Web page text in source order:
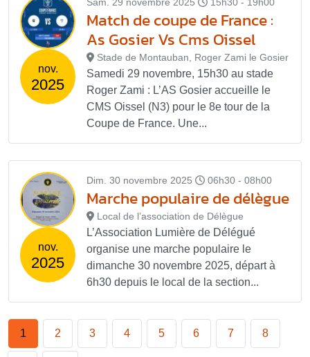
nov.
2025
Sam. 29 novembre 2025 15h30 - 19h00
Match de coupe de France :
As Gosier Vs Cms Oissel
Stade de Montauban, Roger Zami le Gosier
Samedi 29 novembre, 15h30 au stade
Roger Zami : L’AS Gosier accueille le
CMS Oissel (N3) pour le 8e tour de la
Coupe de France. Une...
nov.
2025
Dim. 30 novembre 2025 06h30 - 08h00
Marche populaire de délègue
Local de l’association de Délègue
L’Association Lumière de Délégué
organise une marche populaire le
dimanche 30 novembre 2025, départ à
6h30 depuis le local de la section...
1 2 3 4 5 6 7 8